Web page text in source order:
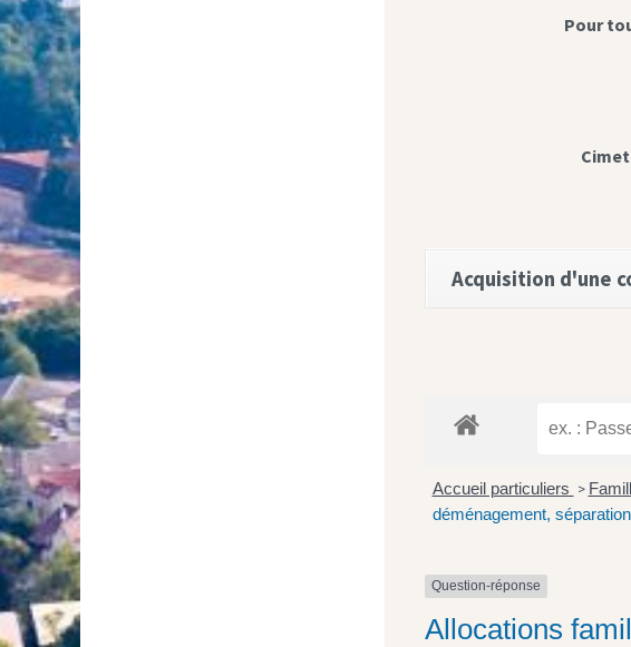
Pour
Acquisition d'une
Accueil particuliers >
déménagement,
Question-réponse
Allocations